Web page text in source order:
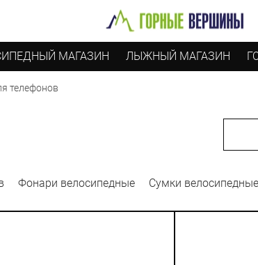
МАГАЗИН ЛЫЖНЫЙ МАГАЗИН
телефонов
Фонари велосипедные Сумки велосипедные